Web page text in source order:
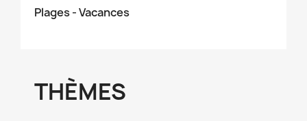
Plages - Vacances
THÈMES